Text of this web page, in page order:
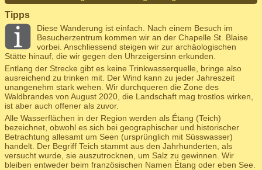
Tipps
Diese Wanderung ist einfach. Nach einem Besuch im
Besucherzentrum kommen wir an der Chapelle St. Blaise
vorbei. Anschliessend steigen wir zur archäologischen
Stätte hinauf, die wir gegen den Uhrzeigersinn erkunden.
Entlang der Strecke gibt es keine Trinkwasserquelle, bringe also
ausreichend zu trinken mit. Der Wind kann zu jeder Jahreszeit
unangenehm stark wehen. Wir durchqueren die Zone des
Waldbrandes von August 2020, die Landschaft mag trostlos wirken,
ist aber auch offener als zuvor.
Alle Wasserflächen in der Region werden als Étang (Teich)
bezeichnet, obwohl es sich bei geographischer und historischer
Betrachtung allesamt um Seen (ursprünglich mit Süsswasser)
handelt. Der Begriff Teich stammt aus den Jahrhunderten, als
versucht wurde, sie auszutrocknen, um Salz zu gewinnen. Wir
bleiben entweder beim französischen Namen Étang oder eben See.